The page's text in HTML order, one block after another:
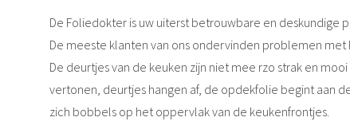
De Foliedokter is uw uiterst betrouwbare en deskundige
De meeste klanten van ons ondervinden problemen met
De deurtjes van de keuken zijn niet mee rzo strak en
vertonen, deurtjes hangen af, de opdekfolie begint aan
zich bobbels op het oppervlak van de keukenfrontjes.